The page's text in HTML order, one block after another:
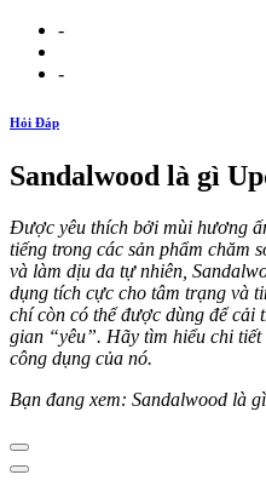
-
-
Hỏi Đáp
Sandalwood là gì
Được yêu thích bởi mùi hương
tiếng trong các sản phẩm chăm
và làm dịu da tự nhiên,
dụng tích cực cho tâm trạng và
chí còn có thể được dùng để
gian “yêu”. Hãy tìm hiểu chi
công dụng của nó.
Bạn đang xem: Sandalwood là gì